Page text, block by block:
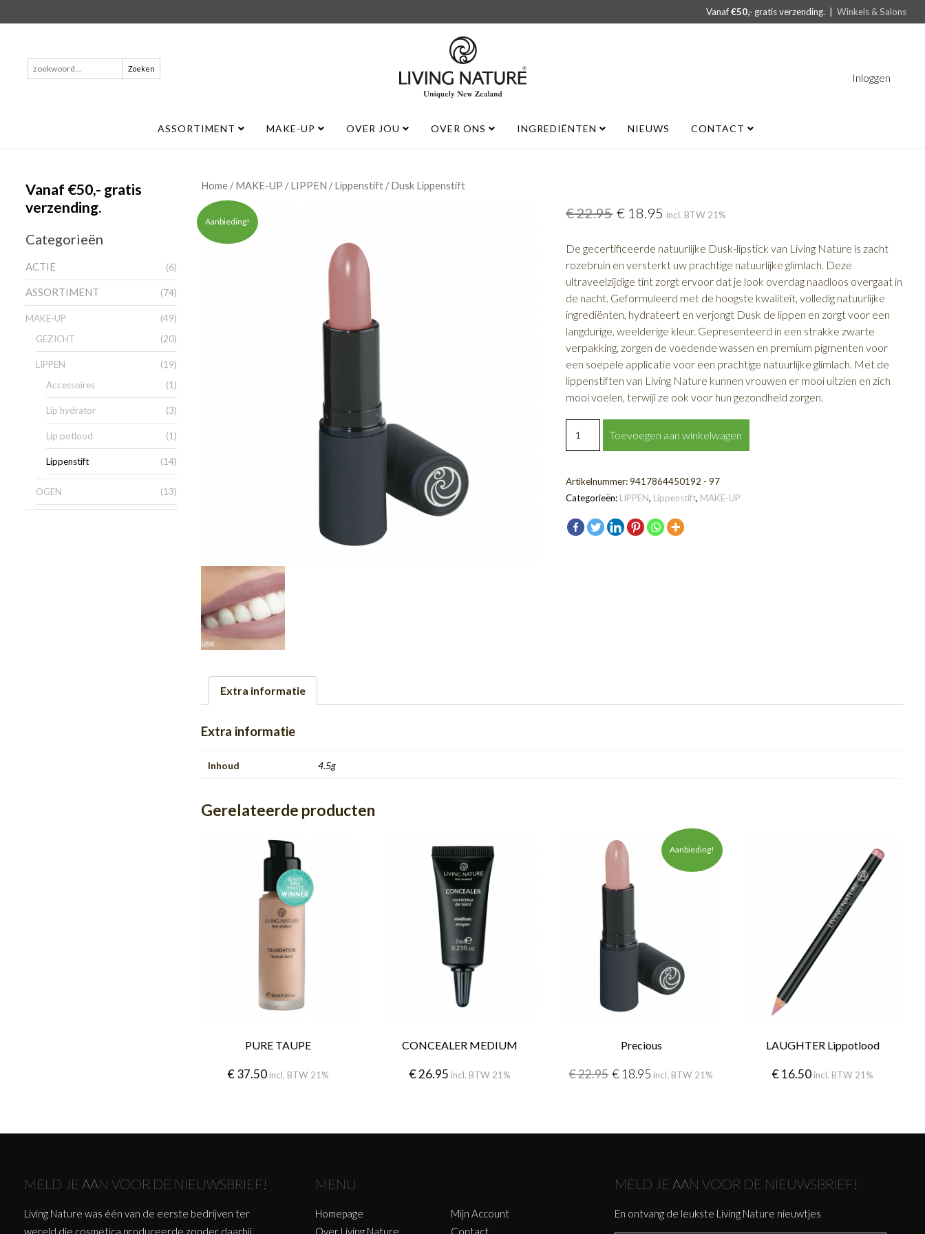
Vanaf€50,- gratis verzending. |Winkels & Salons
Inloggen
Zoeken
naar:
ASSORTIMENT MAKE-UP OVER JOU OVER ONS INGREDIËNTEN NIEUWS CONTACT
Vanaf €50,- gratis
verzending.
Categorieën
ACTIE (6)
ASSORTIMENT (74)
MAKE-UP (49)
GEZICHT (20)
LIPPEN (19)
Accessoires (1)
Lip hydrator (3)
Lip potlood (1)
Lippenstift (14)
OGEN (13)
Home /MAKE-UP /LIPPEN /Lippenstift / Dusk Lippenstift
Aanbieding!
€22.95 € 18.95 incl. BTW 21%
De gecertificeerde natuurlijke Dusk-lipstick van Living Nature is zacht
rozebruin en versterkt uw prachtige natuurlijke glimlach. Deze
ultraveelzijdige tint zorgt ervoor dat je look overdag naadloos overgaat in
de nacht. Geformuleerd met de hoogste kwaliteit, volledig natuurlijke
ingrediënten, hydrateert en verjongt Dusk de lippen en zorgt voor een
langdurige, weelderige kleur. Gepresenteerd in een strakke zwarte
verpakking, zorgen de voedende wassen en premium pigmenten voor
een soepele applicatie voor een prachtige natuurlijke glimlach. Met de
lippenstiften van Living Nature kunnen vrouwen er mooi uitzien en zich
mooi voelen, terwijl ze ook voor hun gezondheid zorgen.
Lippenstift
Toevoegen aan winkelwagen
Artikelnummer:9417864450192 - 97
Categorieën: LIPPEN, Lippenstift, MAKE-UP
Extra informatie
Extra informatie
Inhoud 4.5g
Gerelateerde producten
PURE TAUPE
€37.50 incl. BTW 21%
CONCEALER MEDIUM
€26.95 incl. BTW 21%
Aanbieding!
Precious
€22.95 € 18.95 incl. BTW 21%
LAUGHTER Lippotlood
€16.50 incl. BTW 21%
MELD JE AAN VOOR DE NIEUWSBRIEF!
Living Nature was één van de eerste bedrijven ter
wereld die cosmetica produceerde zonder daarbij
MENU
Homepage
Over Living Nature
Mijn Account
Contact
MELD JE AAN VOOR DE NIEUWSBRIEF!
En ontvang de leukste Living Nature nieuwtjes